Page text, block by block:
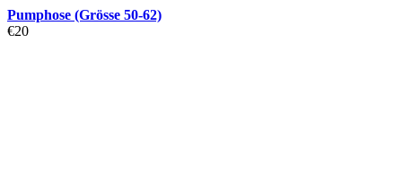
Pumphose (Grösse 50-62)
€20